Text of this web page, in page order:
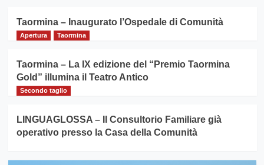
Taormina – Inaugurato l’Ospedale di Comunità
Apertura Taormina
Taormina – La IX edizione del “Premio Taormina
Gold” illumina il Teatro Antico
Secondo taglio
LINGUAGLOSSA – Il Consultorio Familiare già
operativo presso la Casa della Comunità